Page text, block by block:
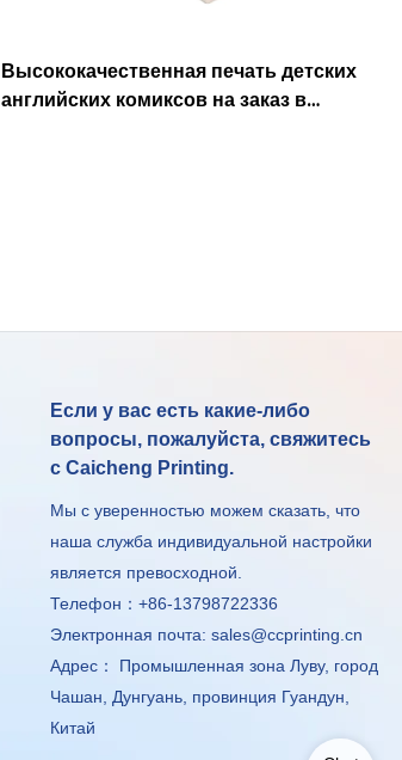
Высококачественная печать детских
английских комиксов на заказ в
Если у вас есть какие-либо
вопросы, пожалуйста, свяжитесь
с Caicheng Printing.
Мы с уверенностью можем сказать, что
наша служба индивидуальной настройки
является превосходной.
Телефон：+86-13798722336
Электронная почта:sales@ccprinting.cn
Адрес： Промышленная зона Луву, город
Чашан, Дунгуань, провинция Гуандун,
Китай